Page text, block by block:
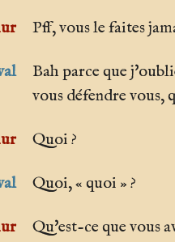
Pff, vous le faites
Bah parce que
vous défendre vous,
Quoi ?
Quoi, « quoi » ?
Qu'est-ce que vous